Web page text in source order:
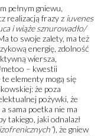
pełnym gniewu,
realizacją frazy z iuvenes
i wiąże sznurowadło/
to swoje zalety, ma też
energię, zdolność
wiersza,
– kwestii
elementy mogą się
że poza
pożywki, że
sama poetka nie ma
takiego, jaki odnalazł
), że gniew